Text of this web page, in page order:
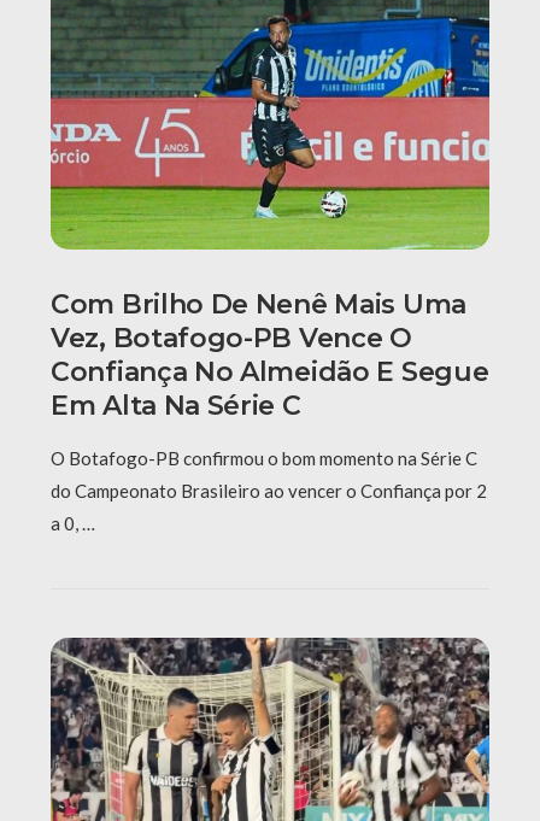
Com Brilho De Nenê Mais Uma
Vez, Botafogo-PB Vence O
Confiança No Almeidão E Segue
Em Alta Na Série C
O Botafogo-PB confirmou o bom momento na Série C
do Campeonato Brasileiro ao vencer o Confiança por 2
a 0, …